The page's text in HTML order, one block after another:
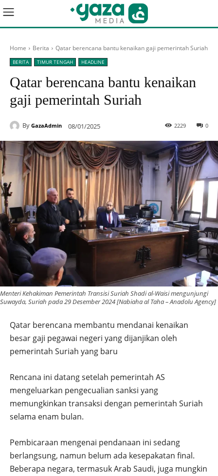
Home Berita Qatar berencana bantu kenaikan gaji pemerintah Suriah
BERITA TIMUR TENGAH HEADLINE
Qatar berencana bantu kenaikan
gaji pemerintah Suriah
By GazaAdmin 08/01/2025 0
2229
Menteri Kehakiman Pemerintah Transisi Suriah Shadi al-Waisi mengunjungi
Suwayda, Suriah pada 29 Desember 2024 [Nabiaha al Taha – Anadolu Agency]
Qatar berencana membantu mendanai kenaikan
besar gaji pegawai negeri yang dijanjikan oleh
pemerintah Suriah yang baru
Rencana ini datang setelah pemerintah AS
mengeluarkan pengecualian sanksi yang
memungkinkan transaksi dengan pemerintah Suriah
selama enam bulan.
Pembicaraan mengenai pendanaan ini sedang
berlangsung, namun belum ada kesepakatan final.
Beberapa negara, termasuk Arab Saudi, juga mungkin